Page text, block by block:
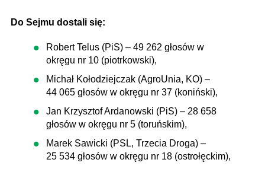
Do Sejmu dostali się:
Robert Telus (PiS) – 49 262 głosów w
okręgu nr 10 (piotrkowski),
Michał Kołodziejczak (AgroUnia, KO) –
44 065 głosów w okręgu nr 37 (koniński),
Jan Krzysztof Ardanowski (PiS) – 28 658
głosów w okręgu nr 5 (toruńskim),
Marek Sawicki (PSL, Trzecia Droga) –
25 534 głosów w okręgu nr 18 (ostrołęckim),